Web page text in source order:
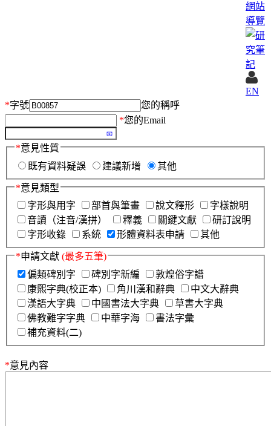
網站
導覽
EN
*字號
您的稱呼
*您的Email
*意見性質
既有資料疑誤
建議新增 其他
*意見類型
字形與用字
部首與筆畫 說文釋形
字樣說明
音讀（注音/漢拼）
釋義 關鍵文獻
研訂說明
字形收錄
系統 形體資料表申請 其他
*申請文獻 (最多五筆)
偏類碑別字
碑別字新編
敦煌俗字譜
康熙字典(校正本)
角川漢和辭典
中文大辭典
漢語大字典
中國書法大字典
草書大字典
佛教難字字典
中華字海
書法字彙
補充資料(二)
*意見內容